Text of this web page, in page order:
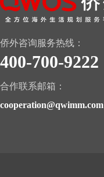
侨外咨询服务热线：
400-700-9222
合作联系邮箱：
cooperation@qwimm.com